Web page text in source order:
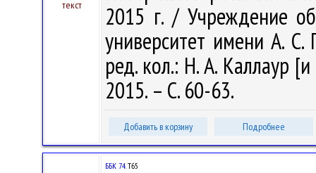
текст
2015 г. / Учреждение
университет имени А.
ред. кол.: Н. А. Каллаур
2015. – С. 60-63.
Добавить в корзину Подробнее
ББК 74.Т65